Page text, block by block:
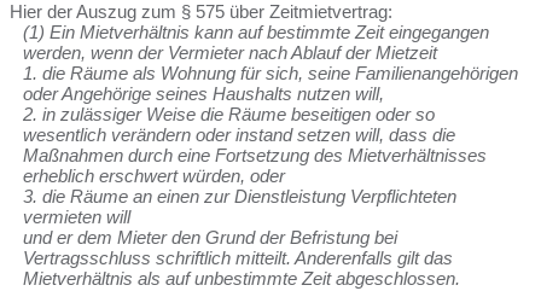
Hier der Auszug zum § 575 über Zeitmietvertrag:
(1) Ein Mietverhältnis kann auf bestimmte Zeit eingegangen
werden, wenn der Vermieter nach Ablauf der Mietzeit
1. die Räume als Wohnung für sich, seine Familienangehörigen
oder Angehörige seines Haushalts nutzen will,
2. in zulässiger Weise die Räume beseitigen oder so
wesentlich verändern oder instand setzen will, dass die
Maßnahmen durch eine Fortsetzung des Mietverhältnisses
erheblich erschwert würden, oder
3. die Räume an einen zur Dienstleistung Verpflichteten
vermieten will
und er dem Mieter den Grund der Befristung bei
Vertragsschluss schriftlich mitteilt. Anderenfalls gilt das
Mietverhältnis als auf unbestimmte Zeit abgeschlossen.